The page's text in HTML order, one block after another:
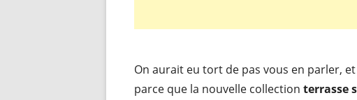
On aurait eu tort de pas vous en parler,
parce que la nouvelle collection terrasse